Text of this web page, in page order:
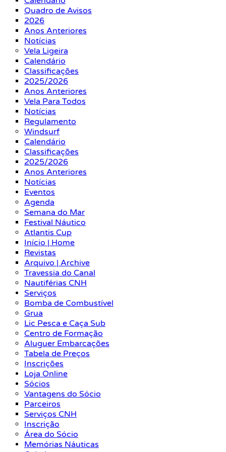
Quadro de Avisos
2026
Anos Anteriores
Notícias
Vela Ligeira
Calendário
Classificações
2025/2026
Anos Anteriores
Vela Para Todos
Notícias
Regulamento
Windsurf
Calendário
Classificações
2025/2026
Anos Anteriores
Notícias
Eventos
Agenda
Semana do Mar
Festival Náutico
Atlantis Cup
Início | Home
Revistas
Arquivo | Archive
Travessia do Canal
Nautiférias CNH
Serviços
Bomba de Combustível
Grua
Lic Pesca e Caça Sub
Centro de Formação
Aluguer Embarcações
Tabela de Preços
Inscrições
Loja Online
Sócios
Vantagens do Sócio
Parceiros
Serviços CNH
Inscrição
Área do Sócio
Memórias Náuticas